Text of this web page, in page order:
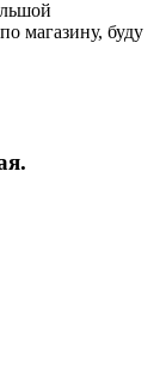
магазину, буду